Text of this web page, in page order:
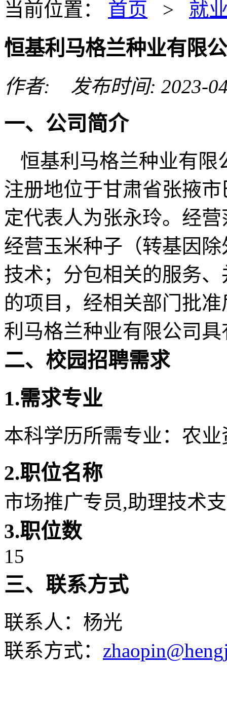
当前位置： 首页 > 就
恒基利马格兰种业有限
作者: 发布时间: 2023-
一、公司简介
恒基利马格兰种业有限
注册地位于甘肃省张掖
定代表人为张永玲。经
经营玉米种子（转基因
技术；分包相关的服务
的项目，经相关部门批
利马格兰种业有限公司具
二、校园招聘需求
1.需求专业
本科学历所需专业：农
2.职位名称
市场推广专员,助理技术
3.职位数
15
三、联系方式
联系人：杨光
联系方式：